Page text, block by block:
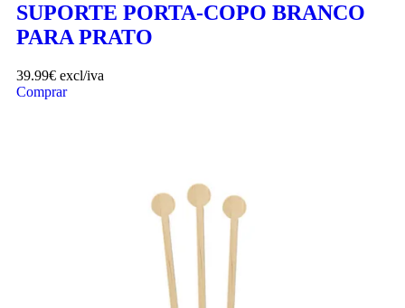
SUPORTE PORTA-COPO BRANCO
PARA PRATO
39.99€ excl/iva
Comprar